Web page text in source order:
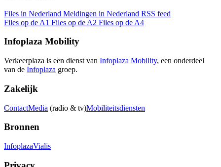
Files in Nederland Meldingen in Nederland RSS feed
Files op de A1 Files op de A2 Files op de A4
Infoplaza Mobility
Verkeerplaza is een dienst van Infoplaza Mobility, een onderdeel
van de Infoplaza groep.
Zakelijk
ContactMedia (radio & tv)Mobiliteitsdiensten
Bronnen
InfoplazaVialis